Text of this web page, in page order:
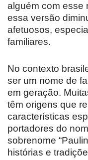
alguém com esse
essa versão
afetuosos,
familiares.
No contexto
ser um nome de
em geração.
têm origens que
características
portadores do
sobrenome
histórias e